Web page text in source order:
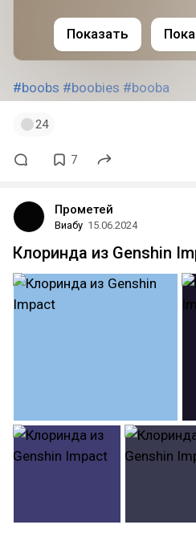
#boobs #boobies #booba
Показать
24
7
Прометей
Виабу 15.06.2024
Клоринда из Genshin